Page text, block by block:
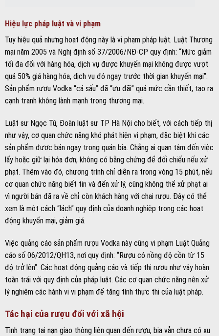
Hiệu lực pháp luật và vi phạm
Tuy hiệu quả nhưng hoạt động này là vi phạm pháp luật. Luật Thương
mại năm 2005 và Nghị định số 37/2006/NĐ-CP quy định: “Mức giảm
tối đa đối với hàng hóa, dịch vụ được khuyến mại không được vượt
quá 50% giá hàng hóa, dịch vụ đó ngay trước thời gian khuyến mại”.
Sản phẩm rượu Vodka “cá sấu” đã “ưu đãi” quá mức cần thiết, tạo ra
cạnh tranh không lành mạnh trong thương mại.
Luật sư Ngọc Tú, Đoàn luật sư TP Hà Nội cho biết, với cách tiếp thị
như vậy, cơ quan chức năng khó phát hiện vi phạm, đặc biệt khi các
sản phẩm được bán ngay trong quán bia. Chẳng ai quan tâm đến việc
lấy hoặc giữ lại hóa đơn, không có bằng chứng để đối chiếu nếu xử
phạt. Thêm vào đó, chương trình chỉ diễn ra trong vòng 15 phút, nếu
cơ quan chức năng biết tin và đến xử lý, cũng không thể xử phạt ai
vì người bán đã ra về chỉ còn khách hàng với chai rượu. Đây có thể
xem là một cách “lách” quy định của doanh nghiệp trong các hoạt
động khuyến mại, giảm giá.
Việc quảng cáo sản phẩm rượu Vodka này cũng vi phạm Luật Quảng
cáo số 06/2012/QH13, nơi quy định: “Rượu có nồng độ cồn từ 15
độ trở lên”. Các hoạt động quảng cáo và tiếp thị rượu như vậy hoàn
toàn trái với quy định của pháp luật. Các cơ quan chức năng nên xử
lý nghiêm các hành vi vi phạm để tăng tính thực thi của luật pháp.
Tác hại của rượu đối với xã hội
Tình trạng tai nạn giao thông liên quan đến rượu, bia vẫn chưa có xu